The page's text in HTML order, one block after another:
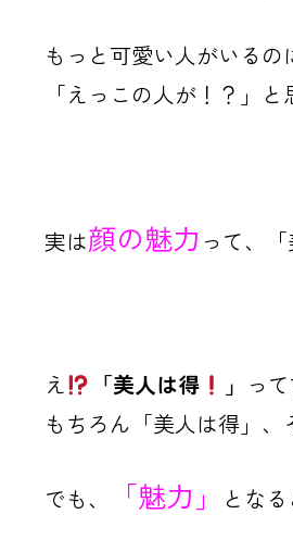
もっと可愛い人がいるの
「えっこの人が！？」
実は顔の魅力 って、
え 「美人は得 ️」 っ
もちろん「美人は得」、
でも、 「魅力」 とな